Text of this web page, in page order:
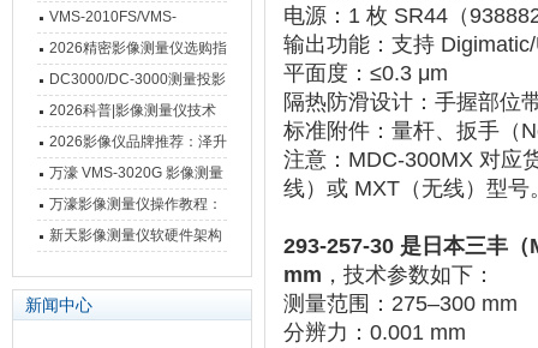
VMS-2010FS/VMS-
3020FS/VMS-4030FS手动
影像测量仪技术参数
2026精密影像测量仪选购指
南 靠谱品牌一站式选型推荐
DC3000/DC-3000测量投影
仪万濠数据处理器数显表故
障维修方法
2026科普|影像测量仪技术
原理、分类及选型应用
2026影像仪品牌推荐：泽升
影像测量仪选型指南
万濠 VMS-3020G 影像测量
仪技术规格与应用解析
万濠影像测量仪操作教程：
从开机到出报告，新手也能
新天影像测量仪软硬件架构
新闻中心
电源 ‌：‌ 1 枚 SR44（
输出功能 ‌：‌ 支持
平面度 ‌：‌ ≤0.3 μm
隔热防滑设计 ：手握部位
标准附件 ：量杆、扳手（
注意：MDC-300MX 对应
线）或 MXT（无线）型
293-257-30 是日本三丰
mm ，技术参数如下：‌‌
测量范围 ‌：275–300 mm
分辨力 ‌：0.001 mm